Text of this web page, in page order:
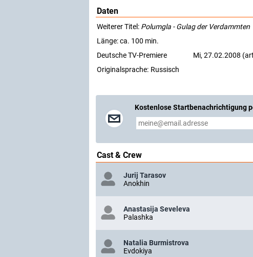
Daten
Weiterer Titel: Polumgla - Gulag der Verdammten
Länge: ca. 100 min.
Deutsche TV-Premiere
Mi, 27.02.2008
Originalsprache: Russisch
Kostenlose Startbenachrichtigung
Cast & Crew
Jurij Tarasov
Anokhin
Anastasija Seveleva
Palashka
Natalia Burmistrova
Evdokiya